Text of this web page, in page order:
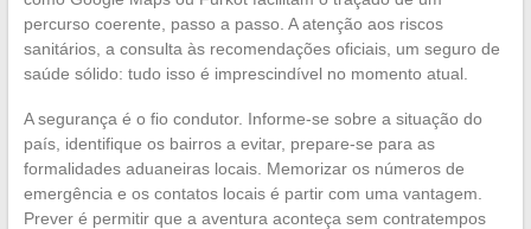
percurso coerente, passo a passo. A atenção aos riscos
sanitários, a consulta às recomendações oficiais, um seguro de
saúde sólido: tudo isso é imprescindível no momento atual.
A segurança é o fio condutor. Informe-se sobre a situação do
país, identifique os bairros a evitar, prepare-se para as
formalidades aduaneiras locais. Memorizar os números de
emergência e os contatos locais é partir com uma vantagem.
Prever é permitir que a aventura aconteça sem contratempos